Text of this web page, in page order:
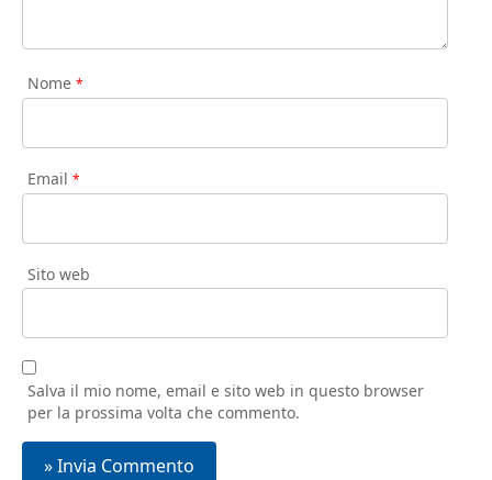
Nome *
Email *
Sito web
Salva il mio nome, email e sito web in questo browser
per la prossima volta che commento.